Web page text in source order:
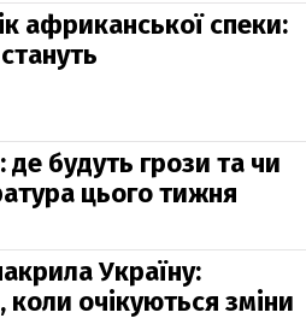
африканської спеки:
де будуть грози та чи
цього тижня
Україну:
коли очікуються зміни